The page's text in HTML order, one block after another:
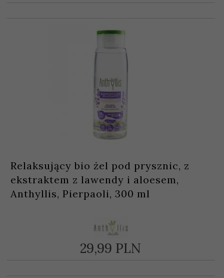
Relaksujący bio żel pod prysznic, z
ekstraktem z lawendy i aloesem,
Anthyllis, Pierpaoli, 300 ml
29,99 PLN